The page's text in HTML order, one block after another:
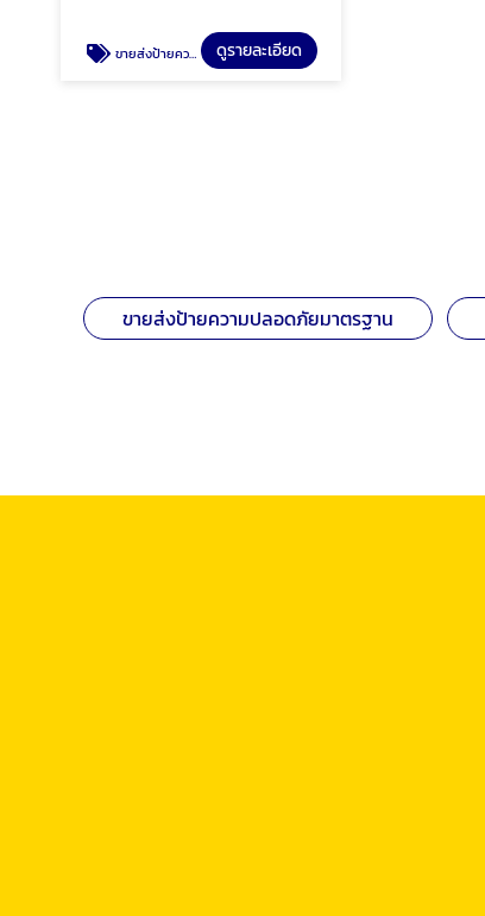
ขายส่งป้ายความปลอดภัยมาตรฐาน ดูรายละเอียด
ขายส่งป้ายความปลอดภัยมาตรฐาน